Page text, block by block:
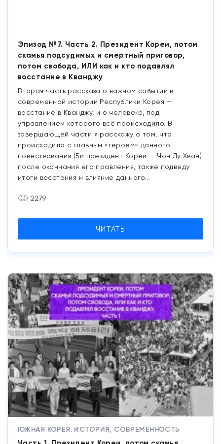
Эпизод №7. Часть 2. Президент Кореи, потом
скамья подсудимых и смертный приговор,
потом свобода, ИЛИ как и кто подавлял
восстание в Кванджу
Вторая часть рассказа о важном событии в
современной истории Республики Корея —
восстание в Кванджу, и о человеке, под
управлением которого всё происходило. В
завершающей части я расскажу о том, что
происходило с главным «героем» данного
повествования (5й президент Кореи — Чон Ду Хван)
после окончания его правления, также подведу
итоги восстания и влияние данного...
2279
ЧИТАТЬ
ЮЖНАЯ КОРЕЯ. ИСТОРИЯ, СОВРЕМЕННОСТЬ